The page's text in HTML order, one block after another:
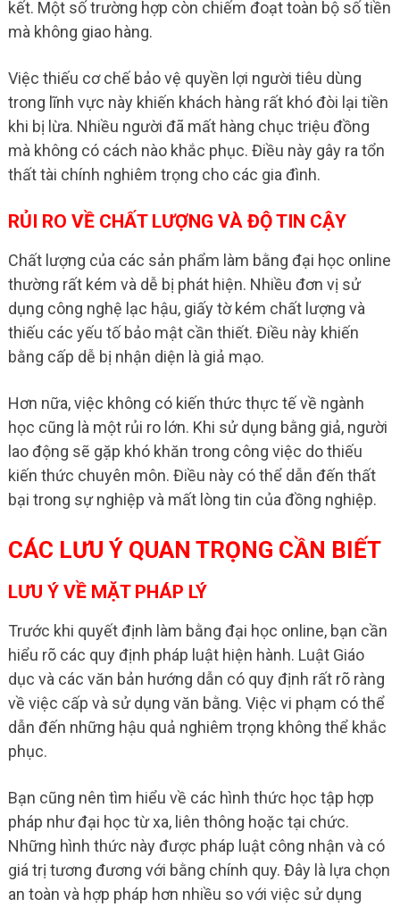
kết. Một số trường hợp còn chiếm đoạt toàn bộ số tiền
mà không giao hàng.
Việc thiếu cơ chế bảo vệ quyền lợi người tiêu dùng
trong lĩnh vực này khiến khách hàng rất khó đòi lại tiền
khi bị lừa. Nhiều người đã mất hàng chục triệu đồng
mà không có cách nào khắc phục. Điều này gây ra tổn
thất tài chính nghiêm trọng cho các gia đình.
RỦI RO VỀ CHẤT LƯỢNG VÀ ĐỘ TIN CẬY
Chất lượng của các sản phẩm làm bằng đại học online
thường rất kém và dễ bị phát hiện. Nhiều đơn vị sử
dụng công nghệ lạc hậu, giấy tờ kém chất lượng và
thiếu các yếu tố bảo mật cần thiết. Điều này khiến
bằng cấp dễ bị nhận diện là giả mạo.
Hơn nữa, việc không có kiến thức thực tế về ngành
học cũng là một rủi ro lớn. Khi sử dụng bằng giả, người
lao động sẽ gặp khó khăn trong công việc do thiếu
kiến thức chuyên môn. Điều này có thể dẫn đến thất
bại trong sự nghiệp và mất lòng tin của đồng nghiệp.
CÁC LƯU Ý QUAN TRỌNG CẦN BIẾT
LƯU Ý VỀ MẶT PHÁP LÝ
Trước khi quyết định làm bằng đại học online, bạn cần
hiểu rõ các quy định pháp luật hiện hành. Luật Giáo
dục và các văn bản hướng dẫn có quy định rất rõ ràng
về việc cấp và sử dụng văn bằng. Việc vi phạm có thể
dẫn đến những hậu quả nghiêm trọng không thể khắc
phục.
Bạn cũng nên tìm hiểu về các hình thức học tập hợp
pháp như đại học từ xa, liên thông hoặc tại chức.
Những hình thức này được pháp luật công nhận và có
giá trị tương đương với bằng chính quy. Đây là lựa chọn
an toàn và hợp pháp hơn nhiều so với việc sử dụng